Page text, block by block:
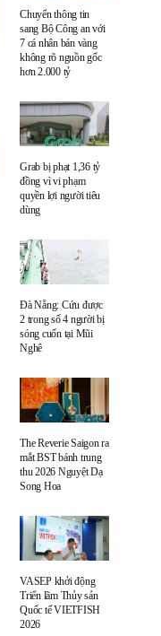
Chuyển thông tin
sang Bộ Công an với
7 cá nhân bán vàng
không rõ nguồn gốc
hơn 2.000 tỷ
Grab bị phạt 1,36 tỷ
đồng vì vi phạm
quyền lợi người tiêu
dùng
Đà Nẵng: Cứu được
2 trong số 4 người bị
sóng cuốn tại Mũi
Nghê
The Reverie Saigon ra
mắt BST bánh trung
thu 2026 Nguyệt Dạ
Song Hoa
VASEP khởi động
Triển lãm Thủy sản
Quốc tế VIETFISH
2026